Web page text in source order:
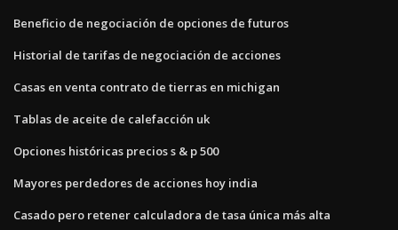
Beneficio de negociación de opciones de futuros
Historial de tarifas de negociación de acciones
Casas en venta contrato de tierras en michigan
Tablas de aceite de calefacción uk
Opciones históricas precios s & p 500
Mayores perdedores de acciones hoy india
Casado pero retener calculadora de tasa única más alta